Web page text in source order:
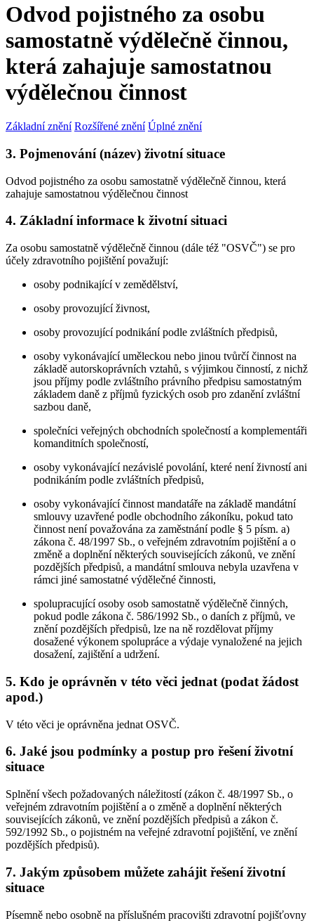
Odvod pojistného za osobu
samostatně výdělečně činnou,
která zahajuje samostatnou
výdělečnou činnost
Základní znění Rozšířené znění Úplné znění
3. Pojmenování (název) životní situace
Odvod pojistného za osobu samostatně výdělečně činnou, která
zahajuje samostatnou výdělečnou činnost
4. Základní informace k životní situaci
Za osobu samostatně výdělečně činnou (dále též "OSVČ") se pro
účely zdravotního pojištění považují:
osoby podnikající v zemědělství,
osoby provozující živnost,
osoby provozující podnikání podle zvláštních předpisů,
osoby vykonávající uměleckou nebo jinou tvůrčí činnost na
základě autorskoprávních vztahů, s výjimkou činností, z nichž
jsou příjmy podle zvláštního právního předpisu samostatným
základem daně z příjmů fyzických osob pro zdanění zvláštní
sazbou daně,
společníci veřejných obchodních společností a komplementáři
komanditních společností,
osoby vykonávající nezávislé povolání, které není živností ani
podnikáním podle zvláštních předpisů,
osoby vykonávající činnost mandatáře na základě mandátní
smlouvy uzavřené podle obchodního zákoníku, pokud tato
činnost není považována za zaměstnání podle § 5 písm. a)
zákona č. 48/1997 Sb., o veřejném zdravotním pojištění a o
změně a doplnění některých souvisejících zákonů, ve znění
pozdějších předpisů, a mandátní smlouva nebyla uzavřena v
rámci jiné samostatné výdělečné činnosti,
spolupracující osoby osob samostatně výdělečně činných,
pokud podle zákona č. 586/1992 Sb., o daních z příjmů, ve
znění pozdějších předpisů, lze na ně rozdělovat příjmy
dosažené výkonem spolupráce a výdaje vynaložené na jejich
dosažení, zajištění a udržení.
5. Kdo je oprávněn v této věci jednat (podat žádost
apod.)
V této věci je oprávněna jednat OSVČ.
6. Jaké jsou podmínky a postup pro řešení životní
situace
Splnění všech požadovaných náležitostí (zákon č. 48/1997 Sb., o
veřejném zdravotním pojištění a o změně a doplnění některých
souvisejících zákonů, ve znění pozdějších předpisů a zákon č.
592/1992 Sb., o pojistném na veřejné zdravotní pojištění, ve znění
pozdějších předpisů).
7. Jakým způsobem můžete zahájit řešení životní
situace
Písemně nebo osobně na příslušném pracovišti zdravotní pojišťovny